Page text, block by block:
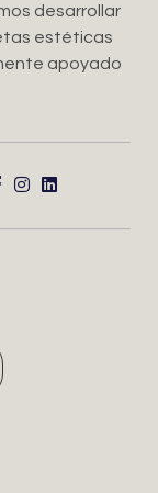
desarrollar
estéticas
apoyado